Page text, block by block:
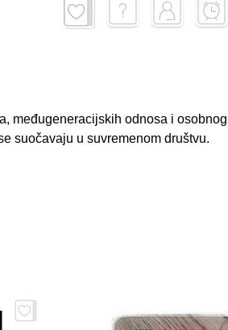
međugeneracijskih odnosa i
suočavaju u suvremenom društvu.